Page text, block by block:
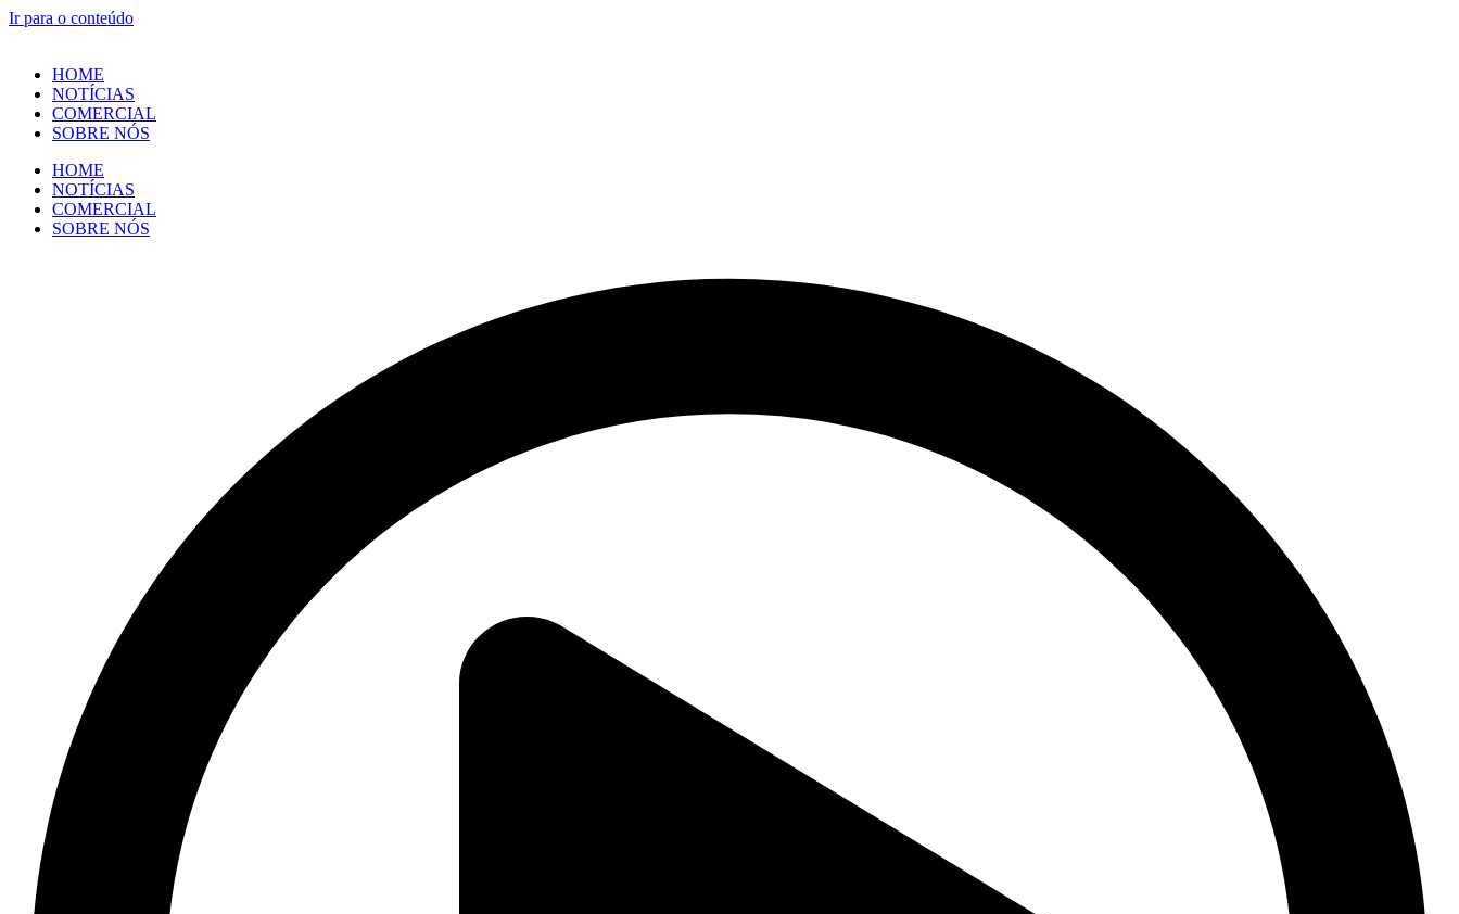
Ir para o conteúdo
HOME
NOTÍCIAS
COMERCIAL
SOBRE NÓS
HOME
NOTÍCIAS
COMERCIAL
SOBRE NÓS